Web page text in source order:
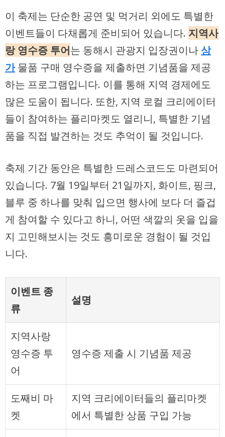
이 축제는 단순한 공연 및 먹거리 외에도 특별한
이벤트들이 다채롭게 준비되어 있습니다. 지역사
랑 영수증 투어는 동해시 관광지 입장권이나상
가물품 구매 영수증을 제출하면 기념품을 제공
하는 프로그램입니다. 이를 통해 지역 경제에도
많은 도움이 됩니다. 또한, 지역 로컬 크리에이터
들이 참여하는 플리마켓도 열리니, 특별한 기념
품을 직접 발견하는 것도 추억이 될 것입니다.
축제 기간 동안은 특별한 드레스코드도 마련되어
있습니다. 7월 19일부터 21일까지, 화이트, 핑크,
블루 중 하나를 맞춰 입으면 행사에 보다 더 즐겁
게 참여할 수 있다고 하니, 어떤 색깔의 옷을 입을
지 고민해보시는 것도 흥미로운 경험이 될 것입
니다.
이벤트 종
류
설명
지역사랑
영수증 투
어
영수증 제출 시 기념품 제공
도째비 마
켓
지역 크리에이터들의 플리마켓
에서 특별한 상품 구입 가능